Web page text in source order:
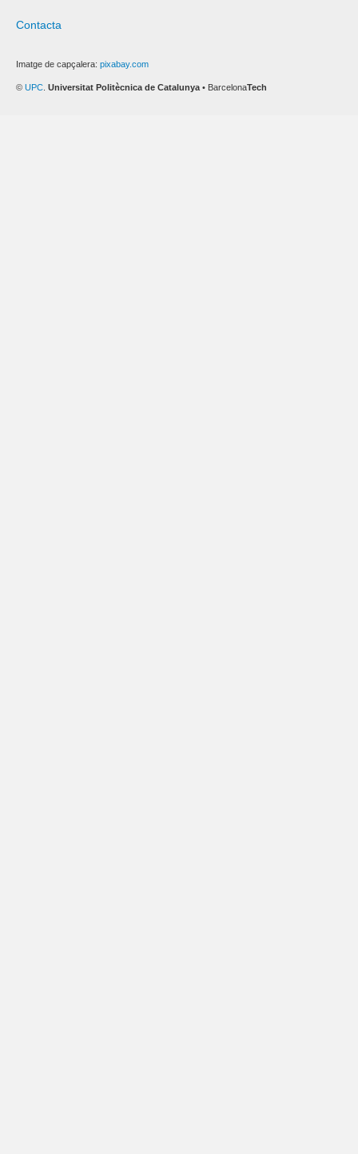
Contacta
Imatge de capçalera: pixabay.com
© UPC Universitat Politècnica de Catalunya • BarcelonaTech